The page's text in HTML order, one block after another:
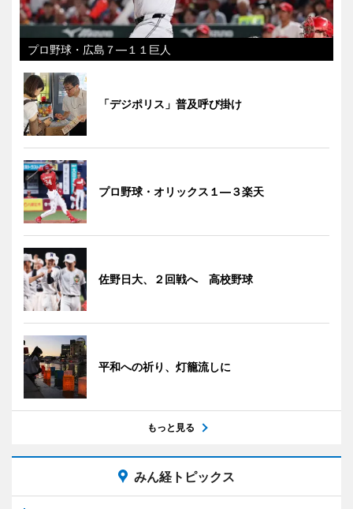
プロ野球・広島７―１１巨人
「デジポリス」普及呼び掛け
プロ野球・オリックス１―３楽天
佐野日大、２回戦へ 高校野球
平和への祈り、灯籠流しに
もっと見る
みん経トピックス